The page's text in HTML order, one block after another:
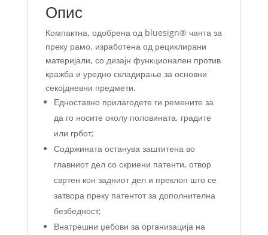
Опис
Компактна, одобрена од bluesign® чанта за
преку рамо, изработена од рециклирани
материјали, со дизајн функционален против
кражба и уредно складирање за основни
секојдневни предмети.
Едноставно прилагодете ги ремените за
да го носите околу половината, градите
или грбот;
Содржината останува заштитена во
главниот дел со скриени патенти, отвор
свртен кон задниот дел и преклоп што се
затвора преку патентот за дополнителна
безбедност;
Внатрешни џебови за организација на